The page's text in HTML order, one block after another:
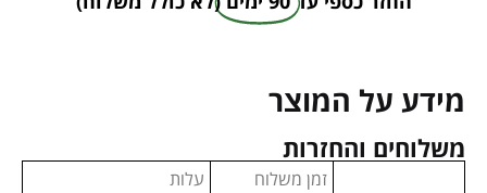
מידע על המוצר
משלוחים והחזרות
זמן משלוח
עלות